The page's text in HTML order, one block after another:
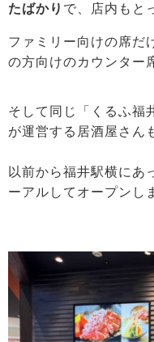
たばかり で、店内もと
ファミリー向けの席だ
の方向けのカウンター
そして同じ「くるふ福
が運営する居酒屋さん
以前から福井駅横にあ
ーアルしてオープンし